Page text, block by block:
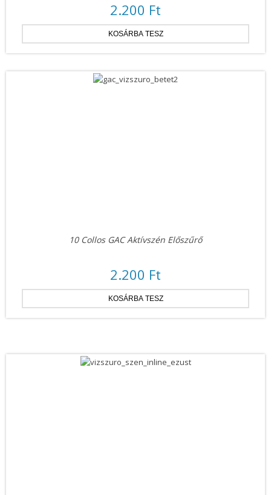
2.200 Ft
10 Collos GAC Aktívszén Előszűrő
2.200 Ft